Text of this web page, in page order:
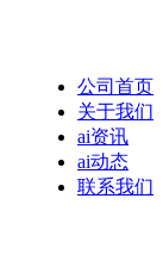
公司首页
关于我们
ai资讯
ai动态
联系我们